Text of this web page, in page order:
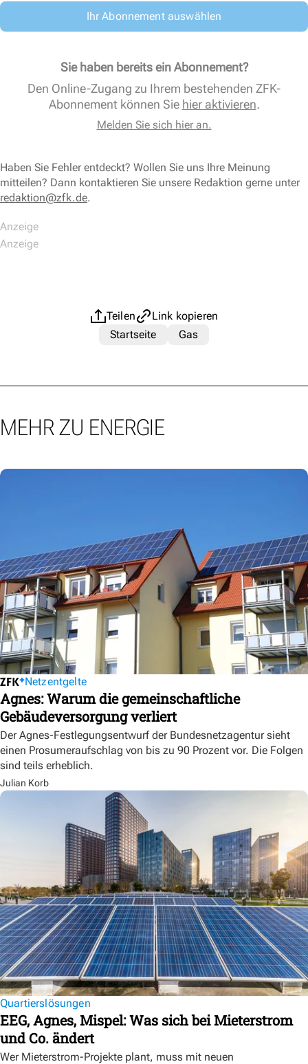
Ihr Abonnement auswählen
Sie haben bereits ein Abonnement?
Den Online-Zugang zu Ihrem bestehenden ZFK-
Abonnement können Sie hier aktivieren.
Melden Sie sich hier an.
Haben Sie Fehler entdeckt? Wollen Sie uns Ihre Meinung
mitteilen? Dann kontaktieren Sie unsere Redaktion gerne unter
redaktion@zfk.de.
Teilen
Link kopieren
Startseite
Gas
MEHR ZU ENERGIE
Netzentgelte
Agnes: Warum die gemeinschaftliche
Gebäudeversorgung verliert
Der Agnes-Festlegungsentwurf der Bundesnetzagentur sieht
einen Prosumeraufschlag von bis zu 90 Prozent vor. Die Folgen
sind teils erheblich.
Julian Korb
Quartierslösungen
EEG, Agnes, Mispel: Was sich bei Mieterstrom
und Co. ändert
Wer Mieterstrom-Projekte plant, muss mit neuen